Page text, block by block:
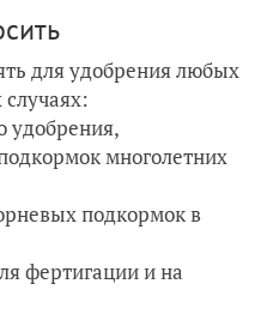
для удобрения любых
удобрения,
многолетних
подкормок в
фертигации и на